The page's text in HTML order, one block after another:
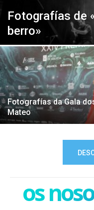
Fotografías de
berro»
Fotografías da Gala
Mateo
os